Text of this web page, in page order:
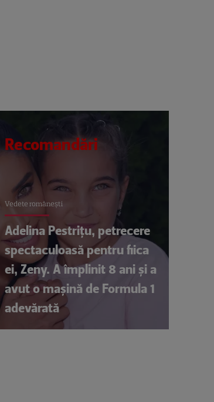
Recomandări
Vedete româneşti
Adelina Pestrițu, petrecere
spectaculoasă pentru fiica
ei, Zeny. A împlinit 8 ani și a
avut o mașină de Formula 1
adevărată